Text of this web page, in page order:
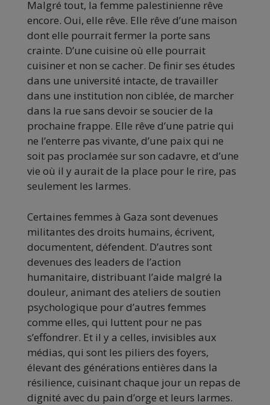
Malgré tout, la femme palestinienne rêve
encore. Oui, elle rêve. Elle rêve d’une maison
dont elle pourrait fermer la porte sans
crainte. D’une cuisine où elle pourrait
cuisiner et non se cacher. De finir ses études
dans une université intacte, de travailler
dans une institution non ciblée, de marcher
dans la rue sans devoir se soucier de la
prochaine frappe. Elle rêve d’une patrie qui
ne l’enterre pas vivante, d’une paix qui ne
soit pas proclamée sur son cadavre, et d’une
vie où il y aurait de la place pour le rire, pas
seulement les larmes.
Certaines femmes à Gaza sont devenues
militantes des droits humains, écrivent,
documentent, défendent. D’autres sont
devenues des leaders de l’action
humanitaire, distribuant l’aide malgré la
douleur, animant des ateliers de soutien
psychologique pour d’autres femmes
comme elles, qui luttent pour ne pas
s’effondrer. Et il y a celles, invisibles aux
médias, qui sont les piliers des foyers,
élevant des générations entières dans la
résilience, cuisinant chaque jour un repas de
dignité avec du pain d’orge et leurs larmes.